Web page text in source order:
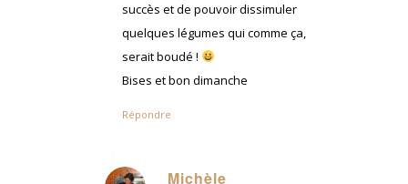
succès et de pouvoir dissimuler
quelques légumes qui comme ça,
serait boudé !
Bises et bon dimanche
Répondre
Michèle